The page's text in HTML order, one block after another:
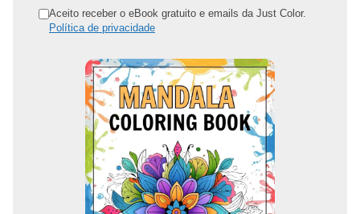
n Aceito receber o eBook gratuito e emails da Just Color.
Política de privacidade